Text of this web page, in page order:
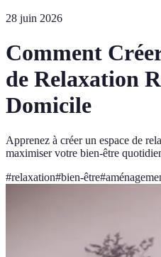
28 juin 2026
Comment
de Relaxation
Domicile
Apprenez à créer un espace de
maximiser votre bien-être
#relaxation#bien-être#